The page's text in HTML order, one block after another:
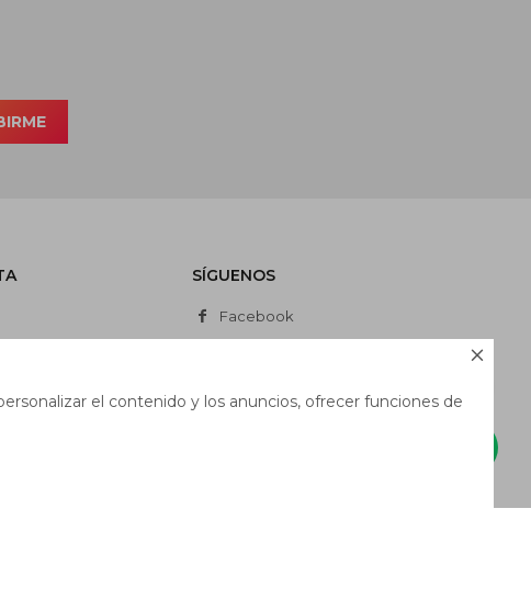

el contenido y los anuncios, ofrecer funciones de
SÍGUENOS
Facebook